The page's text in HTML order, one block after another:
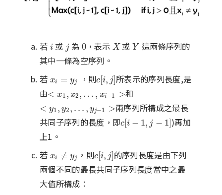
若 i
i或 j
j為 0
0，表示 X
X 或Y
Y 這兩條序列的
其中一條為空序列。
若 xi = yj
xi= yj ，則c[i, j]
c[i, ] 所表示的序列長度,是
由< x1, x2, . . . , xi−1 >
<x 1,x2,..., x i− 1 > 和
< y1, y2, . . . , yj−1 >
<y 1, y2,... ,yj − 1>
兩序列所構成之最長
共同子序列的長度，即c[i − 1, j − 1]
c[i−1 j− 1]
)再加
上1。
若 xi ≠ yj
xi≠y ，則c[i, j]
c[i,j ] 的序列長度是由下列
兩個不同的最長共同子序列長度當中之最
大值所構成：